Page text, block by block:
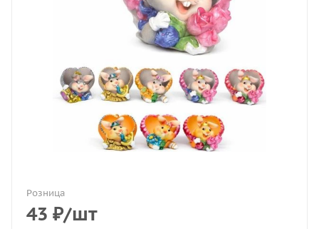
Розница
43 ₽/шт